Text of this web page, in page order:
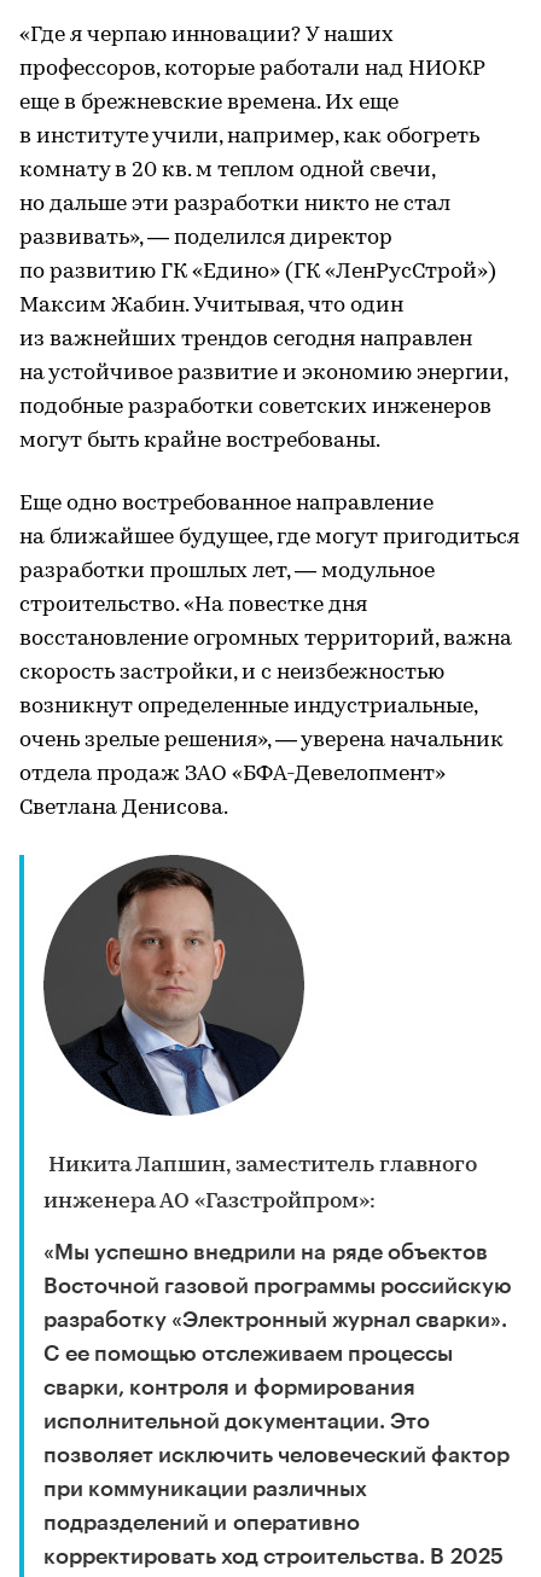
«Где я черпаю инновации? У наших
профессоров, которые работали над НИОКР
еще в брежневские времена. Их еще
в институте учили, например, как обогреть
комнату в 20 кв. м теплом одной свечи,
но дальше эти разработки никто не стал
развивать», — поделился директор
по развитию ГК «Едино» (ГК «ЛенРусСтрой»)
Максим Жабин. Учитывая, что один
из важнейших трендов сегодня направлен
на устойчивое развитие и экономию энергии,
подобные разработки советских инженеров
могут быть крайне востребованы.
Еще одно востребованное направление
на ближайшее будущее, где могут пригодиться
разработки прошлых лет, — модульное
строительство. «На повестке дня
восстановление огромных территорий, важна
скорость застройки, и с неизбежностью
возникнут определенные индустриальные,
очень зрелые решения», — уверена начальник
отдела продаж ЗАО «БФА-Девелопмент»
Светлана Денисова.
Никита Лапшин, заместитель главного
инженера АО «Газстройпром»:
«Мы успешно внедрили на ряде объектов
Восточной газовой программы российскую
разработку «Электронный журнал сварки».
С ее помощью отслеживаем процессы
сварки, контроля и формирования
исполнительной документации. Это
позволяет исключить человеческий фактор
при коммуникации различных
подразделений и оперативно
корректировать ход строительства. В 2025